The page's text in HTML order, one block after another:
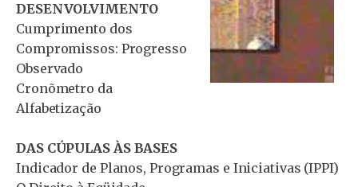
DESENVOLVIMENTO
Cumprimento dos
Compromissos: Progresso
Observado
Cronõmetro da
Alfabetização
DAS CÚPULAS ÀS BASES
Indicador de Planos, Programas e Iniciativas (IPPI)